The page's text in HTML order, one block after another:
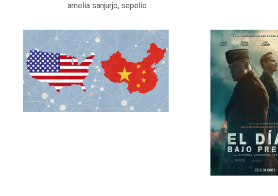
amelia sanjurjo, sepelio